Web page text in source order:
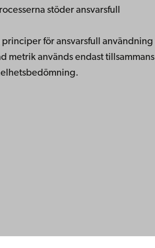
stöder ansvarsfull
för ansvarsfull användning
metrik används endast tillsammans